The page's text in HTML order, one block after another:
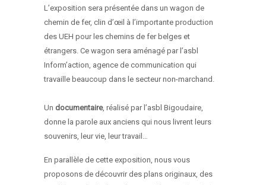
L’exposition sera présentée dans un wagon de
chemin de fer, clin d’œil à l’importante production
des UEH pour les chemins de fer belges et
étrangers. Ce wagon sera aménagé par l’asbl
Inform’action, agence de communication qui
travaille beaucoup dans le secteur non-marchand.
Un documentaire, réalisé par l’asbl Bigoudaire,
donne la parole aux anciens qui nous livrent leurs
souvenirs, leur vie, leur travail…
En parallèle de cette exposition, nous vous
proposons de découvrir des plans originaux, des